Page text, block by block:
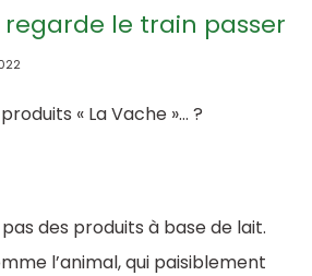
regarde le train passer
« La Vache »… ?
des produits à base de lait.
l’animal, qui paisiblement